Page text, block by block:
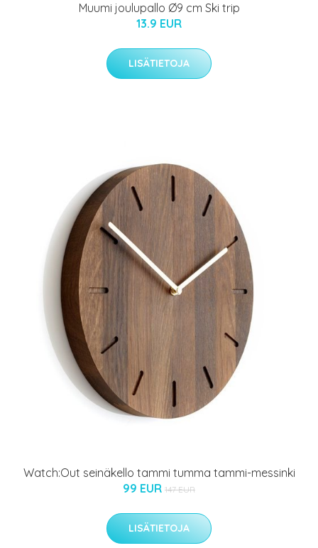
Muumi joulupallo Ø9 cm Ski trip
13.9 EUR
LISÄTIETOJA
Watch:Out seinäkello tammi tumma tammi-messinki
99 EUR 147 EUR
LISÄTIETOJA